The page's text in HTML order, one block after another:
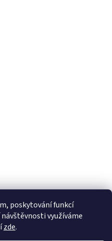
poskytování funkcí
využíváme
zde.